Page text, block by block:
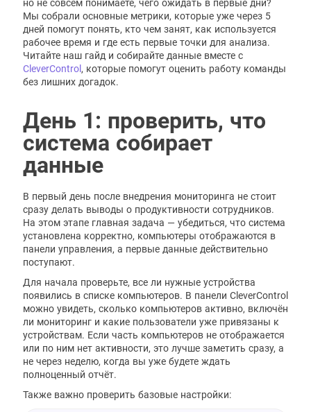
но не совсем понимаете, чего ожидать в первые дни?
Мы собрали основные метрики, которые уже через 5
дней помогут понять, кто чем занят, как используется
рабочее время и где есть первые точки для анализа.
Читайте наш гайд и собирайте данные вместе с
CleverControl , которые помогут оценить работу команды
без лишних догадок.
День 1: проверить, что
система собирает
данные
В первый день после внедрения мониторинга не стоит
сразу делать выводы о продуктивности сотрудников.
На этом этапе главная задача — убедиться, что система
установлена корректно, компьютеры отображаются в
панели управления, а первые данные действительно
поступают.
Для начала проверьте, все ли нужные устройства
появились в списке компьютеров. В панели CleverControl
можно увидеть, сколько компьютеров активно, включён
ли мониторинг и какие пользователи уже привязаны к
устройствам. Если часть компьютеров не отображается
или по ним нет активности, это лучше заметить сразу, а
не через неделю, когда вы уже будете ждать
полноценный отчёт.
Также важно проверить базовые настройки: